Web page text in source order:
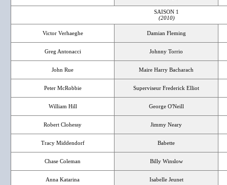
SAISON 1
(2010)
Victor Verhaeghe Damian Fleming
Greg Antonacci Johnny Torrio
John Rue Maire Harry Bacharach
Peter McRobbie Superviseur Frederick Elliot
William Hill George O'Neill
Robert Clohessy Jimmy Neary
Tracy Middendorf Babette
Chase Coleman Billy Winslow
Anna Katarina Isabelle Jeunet